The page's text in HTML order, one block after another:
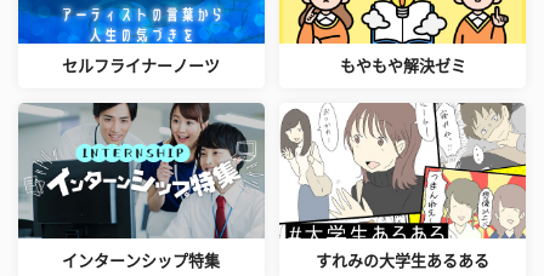
セルフライナーノーツ もやもや解決ゼミ
インターンシップ特集 すれみの大学生あるある